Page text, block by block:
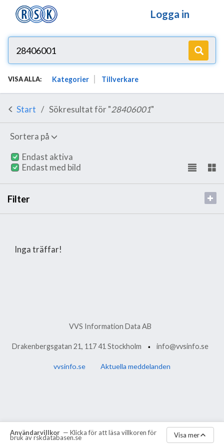
Logga in
VISA ALLA: Kategorier Tillverkare
Start Sökresultat för "28406001"
Sortera på
Endast aktiva
Endast med bild
Filter
Inga träffar!
Användarvillkor — Klicka för att läsa villkoren för
bruk av rskdatabasen.se Visa mer
VVS Information Data AB
Drakenbergsgatan 21, 117 41 Stockholm info@vvsinfo.se
vvsinfo.se Aktuella meddelanden